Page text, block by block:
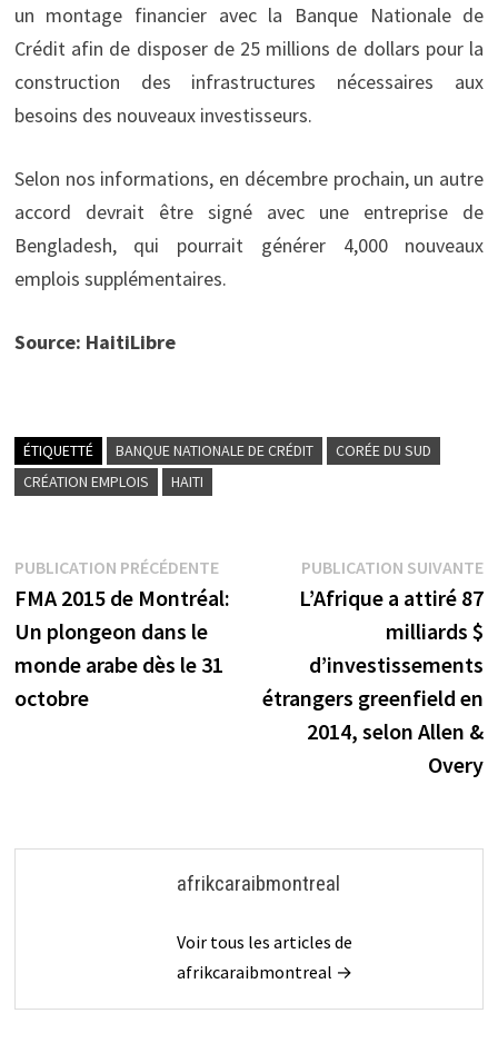
un montage financier avec la Banque Nationale de
Crédit afin de disposer de 25 millions de dollars pour la
construction des infrastructures nécessaires aux
besoins des nouveaux investisseurs.
Selon nos informations, en décembre prochain, un autre
accord devrait être signé avec une entreprise de
Bengladesh, qui pourrait générer 4,000 nouveaux
emplois supplémentaires.
Source: HaitiLibre
ÉTIQUETTÉ BANQUE NATIONALE DE CRÉDIT
CORÉE DU SUD
CRÉATION EMPLOIS
HAITI
Navigation
de
l’article
PUBLICATION PRÉCÉDENTEPublication
précédente :
FMA 2015 de Montréal:
Un plongeon dans le
monde arabe dès le 31
octobre
PUBLICATION SUIVANTE
L’Afrique a attiré 87
milliards $
d’investissements
étrangers greenfield en
2014, selon Allen &
Overy
afrikcaraibmontreal
Voir tous les articles de
afrikcaraibmontreal →